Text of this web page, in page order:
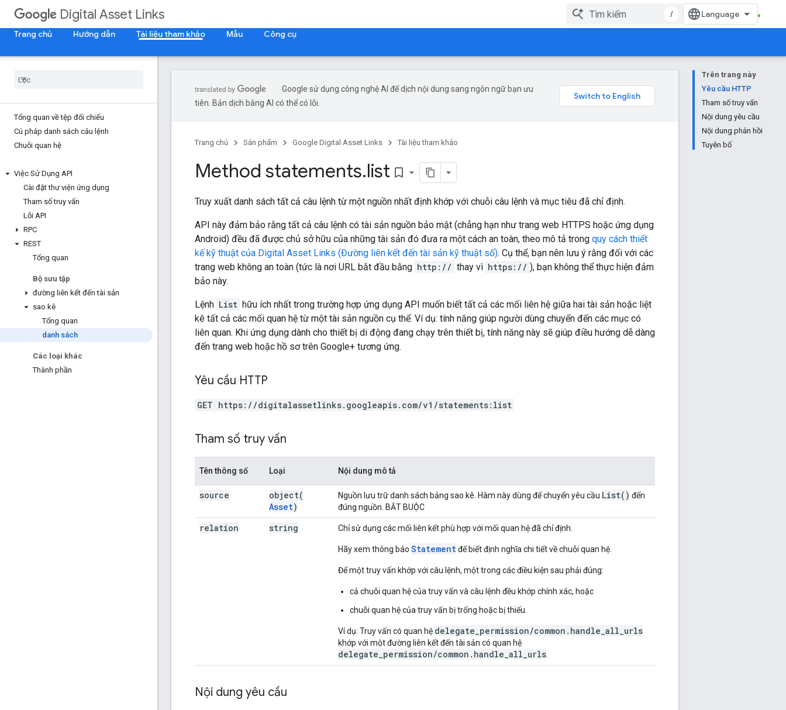
Digital Asset Links
/
Trang chủ
Hướng dẫn Tài liệu tham khảo Mẫu Công cụ
Tổng quan về tệp đối chiếu
Cú pháp danh sách câu lệnh
Chuỗi quan hệ
Việc Sử Dụng API
Cài đặt thư viện ứng dụng
Tham số truy vấn
Lỗi API
RPC
REST
Tổng quan
Bộ sưu tập
đường liên kết đến tài sản
sao kê
Tổng quan
danh sách
Các loại khác
Thành phần
Trên trang này
Yêu cầu HTTP
Tham số truy vấn
Nội dung yêu cầu
Nội dung phản hồi
Tuyên bố
Google sử dụng công nghệ AI để dịch nội dung sang ngôn ngữ bạn ưu
tiên. Bản dịch bằng AI có thể có lỗi.
Trang chủ Sản phẩm Google Digital Asset Links Tài liệu tham khảo
Method statements.list bookmark_border
Truy xuất danh sách tất cả câu lệnh từ một nguồn nhất định khớp với chuỗi câu lệnh và mục tiêu đã chỉ định.
API này đảm bảo rằng tất cả câu lệnh có tài sản nguồn bảo mật (chẳng hạn như trang web HTTPS hoặc ứng dụng
Android) đều đã được chủ sở hữu của những tài sản đó đưa ra một cách an toàn, theo mô tả trong quy cách thiết
kế kỹ thuật của Digital Asset Links (Đường liên kết đến tài sản kỹ thuật số). Cụ thể, bạn nên lưu ý rằng đối với các
trang web không an toàn (tức là nơi URL bắt đầu bằng http:// thay vì https:// ), bạn không thể thực hiện đảm
bảo này.
Lệnh List hữu ích nhất trong trường hợp ứng dụng API muốn biết tất cả các mối liên hệ giữa hai tài sản hoặc liệt
kê tất cả các mối quan hệ từ một tài sản nguồn cụ thể. Ví dụ: tính năng giúp người dùng chuyển đến các mục có
liên quan. Khi ứng dụng dành cho thiết bị di động đang chạy trên thiết bị, tính năng này sẽ giúp điều hướng dễ dàng
đến trang web hoặc hồ sơ trên Google+ tương ứng.
Yêu cầu HTTP
GET https://digitalassetlinks.googleapis.com/v1/statements:list
Tham số truy vấn
Tên thông số Loại Nội dung mô tả
source
object(
Asset)
Nguồn lưu trữ danh sách bảng sao kê. Hàm này dùng để chuyển yêu cầu List( ) đến
đúng nguồn. BẮT BUỘC
relation string Chỉ sử dụng các mối liên kết phù hợp với mối quan hệ đã chỉ định.
Hãy xem thông báo Statementđể biết định nghĩa chi tiết về chuỗi quan hệ.
Để một truy vấn khớp với câu lệnh, một trong các điều kiện sau phải đúng:
cả chuỗi quan hệ của truy vấn và câu lệnh đều khớp chính xác, hoặc
chuỗi quan hệ của truy vấn bị trống hoặc bị thiếu.
Ví dụ: Truy vấn có quan hệ delegate_permission/common.handle_all_urls
khớp với một đường liên kết đến tài sản có quan hệ
delegate_permission/common.handle_all_urls
Nội dung yêu cầu